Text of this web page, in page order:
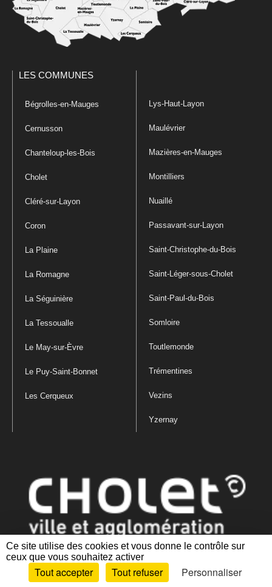
Ce site utilise des cookies et vous donne le contrôle sur
ceux que vous souhaitez activer
Tout accepter Tout refuser
Personnaliser
LES COMMUNES
Bégrolles-en-Mauges
Cernusson
Chanteloup-les-Bois
Cholet
Cléré-sur-Layon
Coron
La Plaine
La Romagne
La Séguinière
La Tessoualle
Le May-sur-Èvre
Le Puy-Saint-Bonnet
Les Cerqueux
Lys-Haut-Layon
Maulévrier
Mazières-en-Mauges
Montilliers
Nuaillé
Passavant-sur-Layon
Saint-Christophe-du-Bois
Saint-Léger-sous-Cholet
Saint-Paul-du-Bois
Somloire
Toutlemonde
Trémentines
Vezins
Yzernay
Mentions légales|Politique de confidentialité
des cookies |Plan du site Accessibilité : partiellement conforme